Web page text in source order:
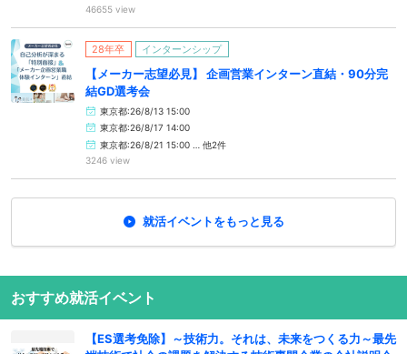
46655 view
28年卒 インターンシップ
【メーカー志望必見】 企画営業インターン直結・90分完
結GD選考会
東京都:26/8/13 15:00
東京都:26/8/17 14:00
東京都:26/8/21 15:00 … 他2件
3246 view
就活イベントをもっと見る
おすすめ就活イベント
【ES選考免除】～技術力。それは、未来をつくる力～最先